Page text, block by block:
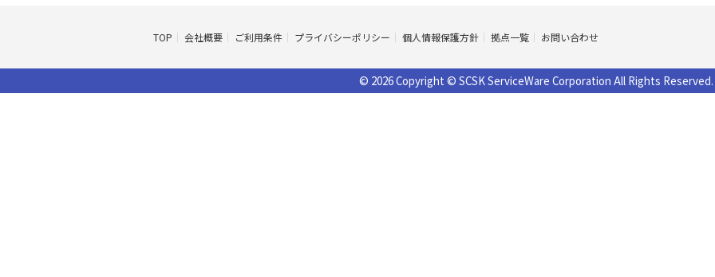
TOP 会社概要 ご利用条件 プライバシーポリシー 個人情報保護方針 拠点一覧 お問い合わせ
© 2026 Copyright © SCSK ServiceWare Corporation All Rights Reserved.